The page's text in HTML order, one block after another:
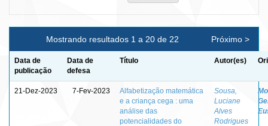
Mostrando resultados 1 a 20 de 22 Próximo >
Data de
publicação
Data de
defesa
Título Autor(es)
21-Dez-2023 7-Fev-2023
Alfabetização matemática
e a criança cega : uma
análise das
potencialidades do
Sousa,
Luciane
Alves
Rodrigues